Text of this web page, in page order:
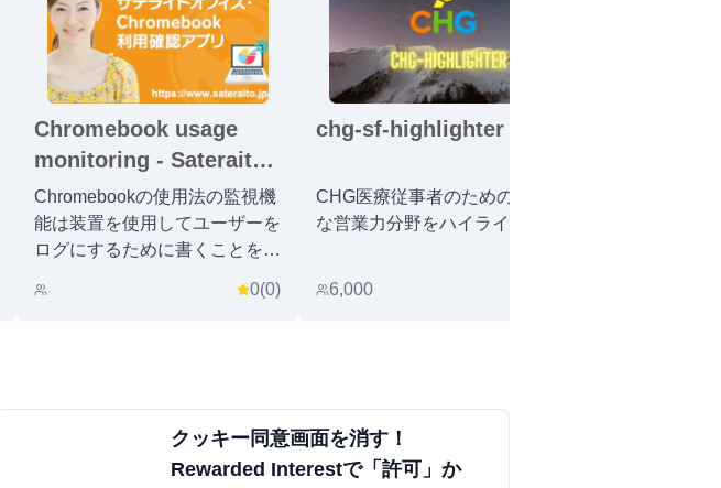
Chromebook usage
monitoring - Sateraito
Office
Chromebookの使用法の監視機
能は装置を使用してユーザーを
ログにするために書くことを可
0(0)
chg-sf-highlighter
CHG医療従事者のための有用
な営業力分野をハイライト
6,000
クッキー同意画面を消す！
Rewarded Interestで「許可」か